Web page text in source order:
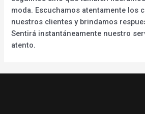
moda. Escuchamos atentamente los
nuestros clientes y brindamos
Sentirá instantáneamente nuestro
atento.